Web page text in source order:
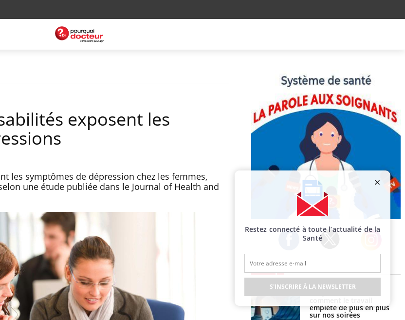
exposent les
les symptômes de dépression chez les femmes,
une étude publiée dans le Journal of Health and
Facebook Twitter Instagram
EN DIRECT
Syndrome métabolique :
quels sont les meilleurs
exercices physiques ?
rapport s’interroge sur son
taux élevé en France empiète de plus en plus
sur nos soirées
Restez connecté à toute l’actualité de la
Santé
S'INSCRIRE À LA NEWSLETTER